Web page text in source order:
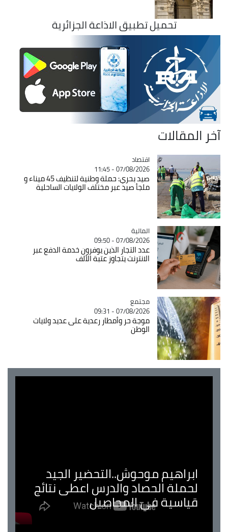
تحميل تطبيق الاذاعة الجزائرية
آخر المقالات
Catégorie
اقتصاد
07/08/2026 - 11:45
صيد بحري: حملة وطنية لتنظيف 45 ميناء و
ملجأ صيد عبر مختلف الولايات الساحلية
Catégorie
المالية
07/08/2026 - 09:50
عدد التجار الذين يوفرون خدمة الدفع عبر
الانترنت يتجاوز عتبة الألف
Catégorie
مجتمع
07/08/2026 - 09:31
موجة حر وأمطار رعدية على عديد ولايات
الوطن
ابراهيم موحوش..التحضير الجيد
لحملة الحصاد والدرس اعطى نتائج
قياسية في المحاصيل